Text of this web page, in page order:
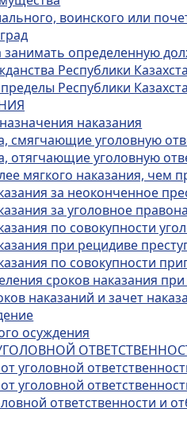
воинского или
определенную
Республики
Республики
наказания
смягчающие уголовную
отягчающие уголовную
мягкого наказания, чем
за неоконченное
за уголовное
по совокупности
при рецидиве
по совокупности
сроков наказания
наказаний и зачет
осуждения
уголовной
уголовной
ответственности и